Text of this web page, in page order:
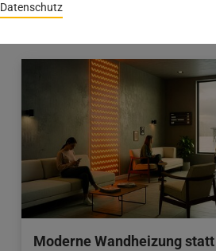
Datenschutz
Moderne Wandheizung statt